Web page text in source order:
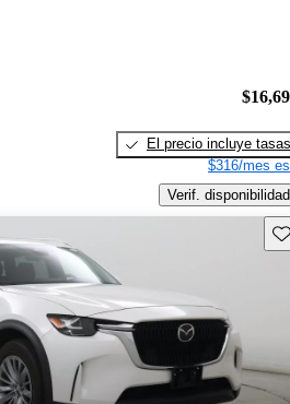
El precio incluye tasas
$316/mes
Verif. disponibilidad